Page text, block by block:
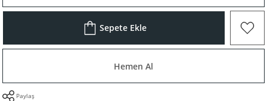
Sepete Ekle
Hemen Al
Paylaş